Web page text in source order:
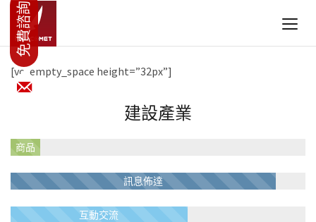
[vc_empty_space height=”32px”]
建設產業
商品
訊息佈達
互動交流